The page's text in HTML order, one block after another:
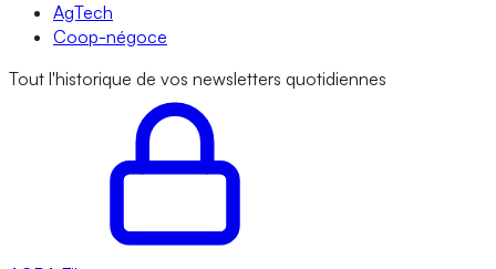
AgTech
Coop-négoce
Tout l'historique de vos newsletters quotidiennes